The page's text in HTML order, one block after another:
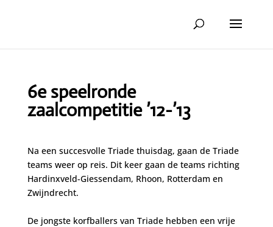
6e speelronde
zaalcompetitie ’12-’13
Na een succesvolle Triade thuisdag, gaan de Triade
teams weer op reis. Dit keer gaan de teams richting
Hardinxveld-Giessendam, Rhoon, Rotterdam en
Zwijndrecht.
De jongste korfballers van Triade hebben een vrije